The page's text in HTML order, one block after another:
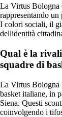
La Virtus Bologna
rappresentando
I colori sociali, il
dellidentità
Qual è la
squadre di
La Virtus Bologna
basket italiane, in
Siena. Questi
coinvolgendo i